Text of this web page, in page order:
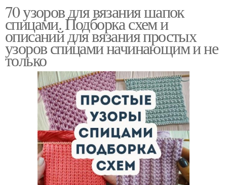
70 узоров для вязания шапок
спицами. Подборка схем и
описаний для вязания простых
узоров спицами начинающим и не
только